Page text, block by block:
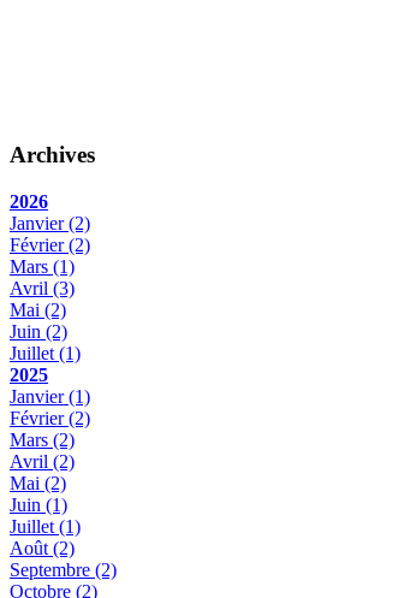
Archives
2026
Janvier(2)
Février(2)
Mars (1)
Avril (3)
Mai (2)
Juin (2)
Juillet (1)
2025
Janvier(1)
Février(2)
Mars (2)
Avril (2)
Mai (2)
Juin (1)
Juillet (1)
Août (2)
Septembre (2)
Octobre (2)